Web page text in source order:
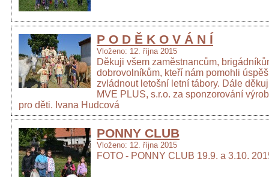
P O D Ě K O V Á N Í
Vloženo: 12. října 2015
Děkuji všem zaměstnancům,
dobrovolníkům, kteří nám pomohli
zvládnout letošní letní tábory. Dále
MVE PLUS, s.r.o. za sponzorování
pro děti. Ivana Hudcová
PONNY CLUB
Vloženo: 12. října 2015
FOTO - PONNY CLUB 19.9. a 3.10.